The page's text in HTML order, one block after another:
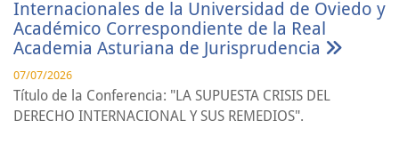
Internacionales de la Universidad de Oviedo y
Académico Correspondiente de la Real
Academia Asturiana de Jurisprudencia
07/07/2026
Título de la Conferencia: "LA SUPUESTA CRISIS DEL
DERECHO INTERNACIONAL Y SUS REMEDIOS".